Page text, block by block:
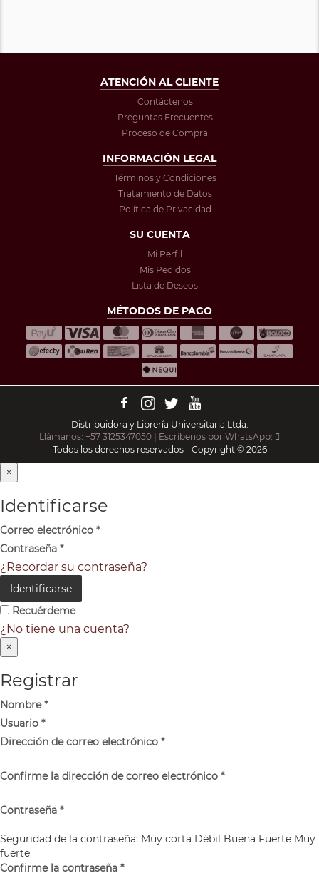
ATENCIÓN AL CLIENTE
Contáctenos
Preguntas Frecuentes
Proceso de Compra
INFORMACIÓN LEGAL
Términos y Condiciones
Tratamiento de Datos
Política de Privacidad
SU CUENTA
Mi Perfil
Mis Pedidos
Lista de Deseos
MÉTODOS DE PAGO
Distribuidora y Librería Universitaria Ltda.
Llámanos: +57 3125347050 | Escríbenos por WhatsApp:
Todos los derechos reservados - Copyright © 2026
×
Identificarse
Correo electrónico *
Contraseña *
¿Recordar su contraseña?
Identificarse
Recuérdeme
¿No tiene una cuenta?
×
Registrar
Nombre*
Usuario *
Dirección de correo electrónico *
Confirme la dirección de correo electrónico *
Contraseña *
Seguridad de la contraseña: Muy corta Débil Buena Fuerte Muy
fuerte
Confirme la contraseña *